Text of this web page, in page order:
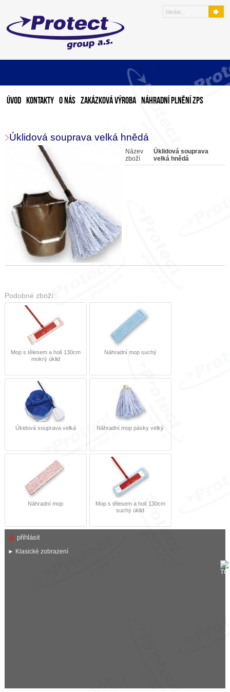
Úklidová souprava velká hnědá
Název
zboží
Úklidová souprava
velká hnědá
Podobné zboží:
Mop s tělesem a holí 130cm
mokrý úklid
Náhradní mop suchý
Úkidová souprava velká Náhradní mop pásky velký
Náhradní mop
Mop s tělesem a holí 130cm
suchý úklid
Úvod Kontakty O nás Zakázková výroba Náhradní plnění ZPS